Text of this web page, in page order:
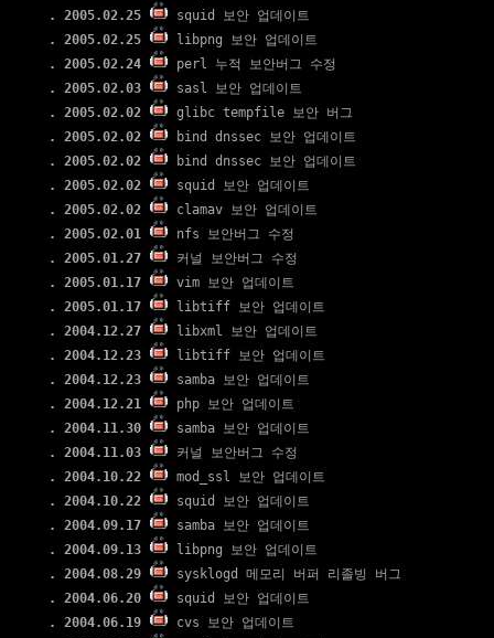
. 2005.02.25
squid 보안 업데이트
. 2005.02.25
libpng 보안 업데이트
. 2005.02.24
perl 누적 보안버그 수정
. 2005.02.03
sasl 보안 업데이트
. 2005.02.02
glibc tempfile 보안 버그
. 2005.02.02
bind dnssec 보안 업데이트
. 2005.02.02
bind dnssec 보안 업데이트
. 2005.02.02
squid 보안 업데이트
. 2005.02.02
clamav 보안 업데이트
. 2005.02.01
nfs 보안버그 수정
. 2005.01.27
커널 보안버그 수정
. 2005.01.17
vim 보안 업데이트
. 2005.01.17
libtiff 보안 업데이트
. 2004.12.27
libxml 보안 업데이트
. 2004.12.23
libtiff 보안 업데이트
. 2004.12.23
samba 보안 업데이트
. 2004.12.21
php 보안 업데이트
. 2004.11.30
samba 보안 업데이트
. 2004.11.03
커널 보안버그 수정
. 2004.10.22
mod_ssl 보안 업데이트
. 2004.10.22
squid 보안 업데이트
. 2004.09.17
samba 보안 업데이트
. 2004.09.13
libpng 보안 업데이트
. 2004.08.29
sysklogd 메모리 버퍼 리졸빙 버그
. 2004.06.20
squid 보안 업데이트
. 2004.06.19
cvs 보안 업데이트